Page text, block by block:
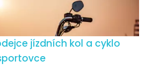
jízdních kol a cyklo